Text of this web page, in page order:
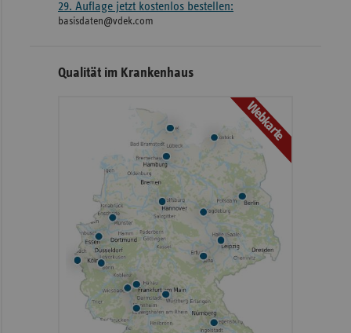
29. Auflage jetzt kostenlos bestellen:
basisdaten@vdek.com
Qualität im Krankenhaus
Webkarte